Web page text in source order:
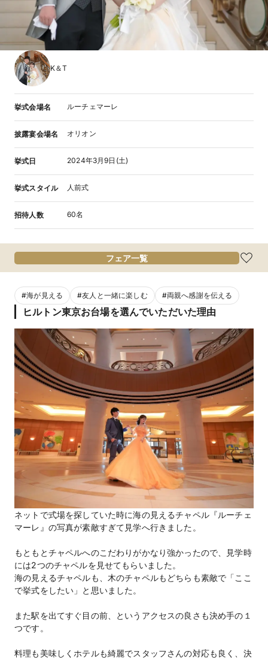
K＆T
挙式会場名 ルーチェマーレ
披露宴会場名 オリオン
挙式日 2024年3月9日(土)
挙式スタイル 人前式
招待人数 60名
フェア一覧
#海が見える #友人と一緒に楽しむ #両親へ感謝を伝える
ヒルトン東京お台場を選んでいただいた理由
ネットで式場を探していた時に海の見えるチャペル『ルーチェ
マーレ』の写真が素敵すぎて見学へ行きました。
もともとチャペルへのこだわりがかなり強かったので、見学時
には2つのチャペルを見せてもらいました。
海の見えるチャペルも、木のチャペルもどちらも素敵で「ここ
で挙式をしたい」と思いました。
また駅を出てすぐ目の前、というアクセスの良さも決め手の１
つです。
料理も美味しくホテルも綺麗でスタッフさんの対応も良く、決